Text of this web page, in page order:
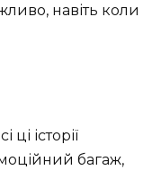
навіть коли
історії
багаж,